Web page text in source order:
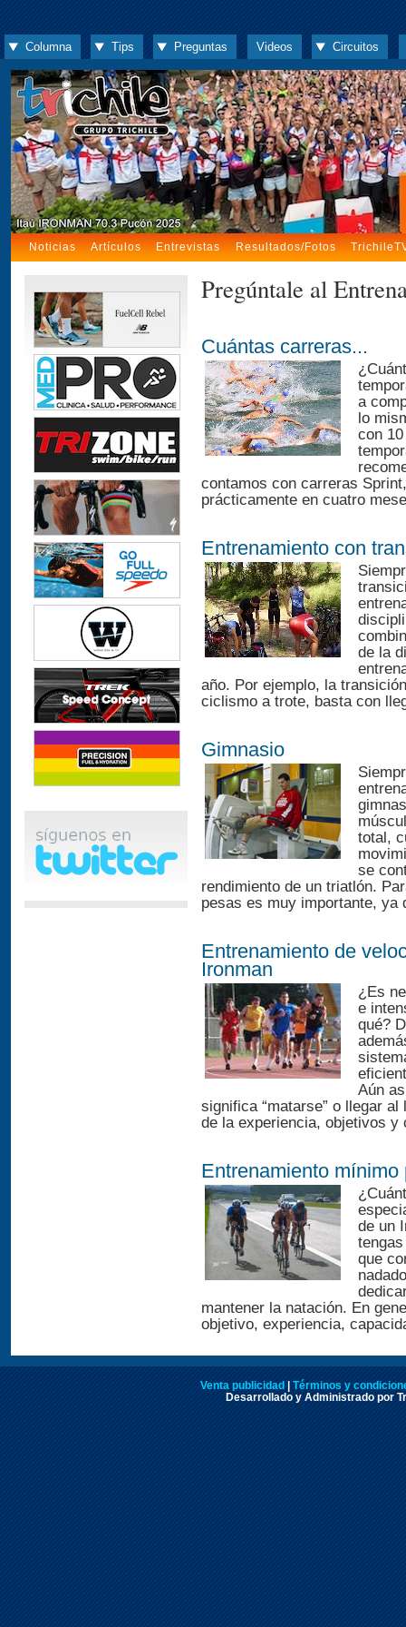
Columna Tips Preguntas Videos Circuitos
Noticias Artículos Entrevistas Resultados/Fotos
Pregúntale al
Cuántas carreras...
a
lo
con
contamos con carreras
prácticamente en cuatro
Entrenamiento con
de la
año. Por ejemplo, la
ciclismo a trote, basta con
Gimnasio
total,
se
rendimiento de un triatlón.
pesas es muy importante,
Entrenamiento de
Ironman
¿Es
e
qué?
Aún
significa “matarse” o llegar
de la experiencia, objetivos y
Entrenamiento mínimo
de un
que
mantener la natación. En
objetivo, experiencia,
Venta publicidad
Términos y
Desarrollado y Administrado por